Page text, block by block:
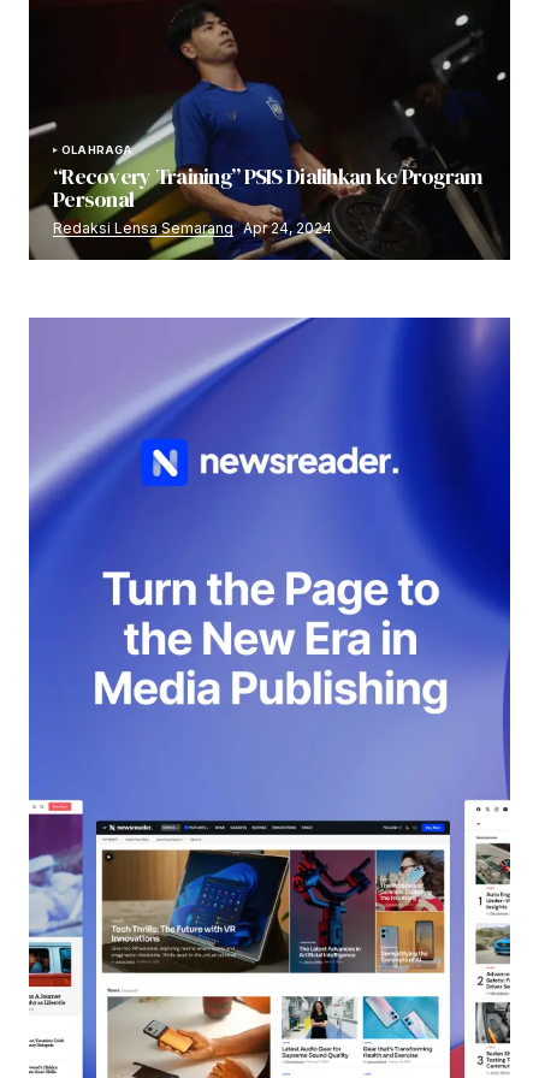
OLAHRAGA
“Recovery Training” PSIS Dialihkan ke Program
Personal
Redaksi Lensa Semarang Apr 24, 2024